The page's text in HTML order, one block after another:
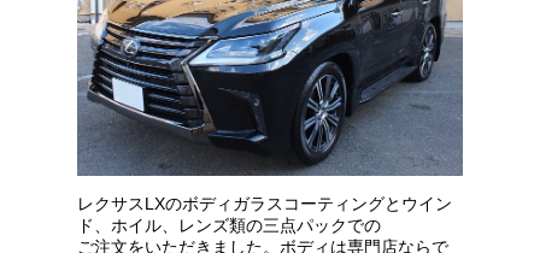
レクサスLXのボディガラスコーティングとウイン
ド、ホイル、レンズ類の三点パックでの
ご注文をいただきました。ボディは専門店ならで